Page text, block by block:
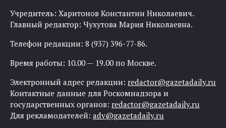
Учредитель: Харитонов Константин Николаевич.
Главный редактор: Чухутова Мария Николаевна.
Телефон редакции: 8 (937) 396-77-86.
Время работы: 10.00 — 19.00 по Москве.
Электронный адрес редакции: redactor@gazetadaily.ru
Контактные данные для Роскомнадзора и
государственных органов: redactor@gazetadaily.ru
Для рекламодателей: adv@gazetadaily.ru